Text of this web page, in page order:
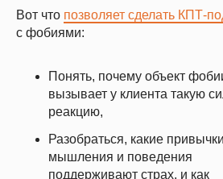
Вот что позволяет сделать КПТ-
с фобиями:
Понять, почему объект
вызывает у клиента такую
реакцию,
Разобраться, какие привычки
мышления и поведения
поддерживают страх, и как